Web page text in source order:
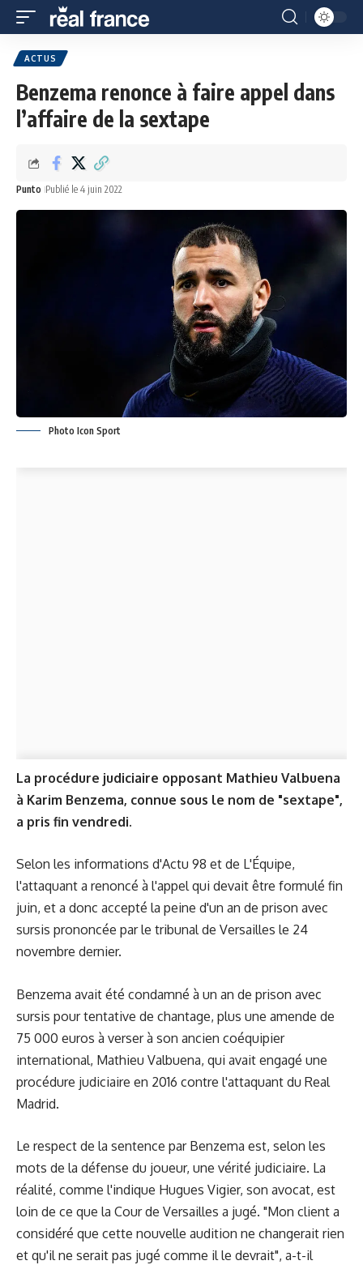
ACTUS
Benzema renonce à faire appel dans
l’affaire de la sextape
Punto Publié le 4 juin 2022
Photo Icon Sport
La procédure judiciaire opposant Mathieu Valbuena
à Karim Benzema, connue sous le nom de "sextape",
a pris fin vendredi.
Selon les informations d'Actu 98 et de L'Équipe,
l'attaquant a renoncé à l'appel qui devait être formulé fin
juin, et a donc accepté la peine d'un an de prison avec
sursis prononcée par le tribunal de Versailles le 24
novembre dernier.
Benzema avait été condamné à un an de prison avec
sursis pour tentative de chantage, plus une amende de
75 000 euros à verser à son ancien coéquipier
international, Mathieu Valbuena, qui avait engagé une
procédure judiciaire en 2016 contre l'attaquant du Real
Madrid.
Le respect de la sentence par Benzema est, selon les
mots de la défense du joueur, une vérité judiciaire. La
réalité, comme l'indique Hugues Vigier, son avocat, est
loin de ce que la Cour de Versailles a jugé. "Mon client a
considéré que cette nouvelle audition ne changerait rien
et qu'il ne serait pas jugé comme il le devrait", a-t-il